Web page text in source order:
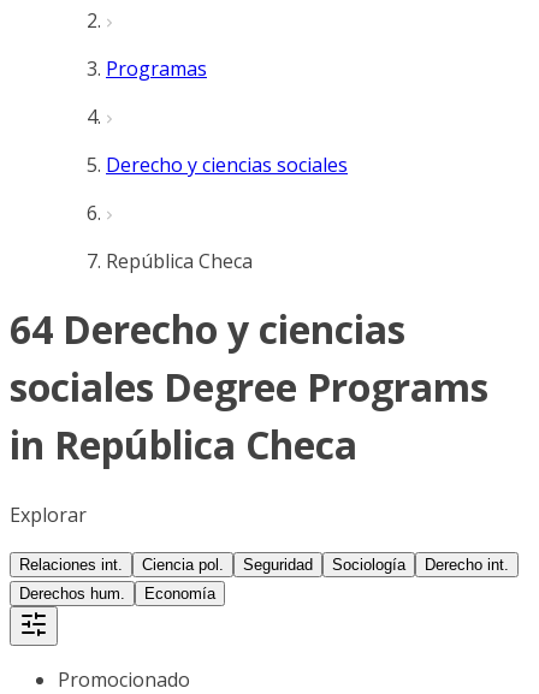
Programas
Derecho y ciencias sociales
República Checa
64 Derecho y ciencias
sociales Degree Programs
in República Checa
Explorar
Relaciones int. Ciencia pol. Seguridad Sociología
Derecho int.
Derechos hum.
Economía
Promocionado